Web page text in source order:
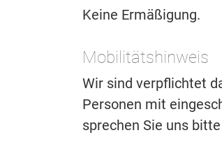
Keine Ermäßigung.
Mobilitätshinweis
Wir sind verpflichtet
Personen mit
sprechen Sie uns